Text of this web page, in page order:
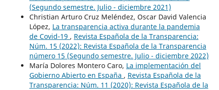
(Segundo semestre. Julio - diciembre 2021)
Christian Arturo Cruz Meléndez, Oscar David Valencia
López, La transparencia activa durante la pandemia
de Covid-19 , Revista Española de la Transparencia:
Núm. 15 (2022): Revista Española de la Transparencia
número 15 (Segundo semestre. Julio - diciembre 2022)
María Dolores Montero Caro, La implementación del
Gobierno Abierto en España , Revista Española de la
Transparencia: Núm. 11 (2020): Revista Española de la